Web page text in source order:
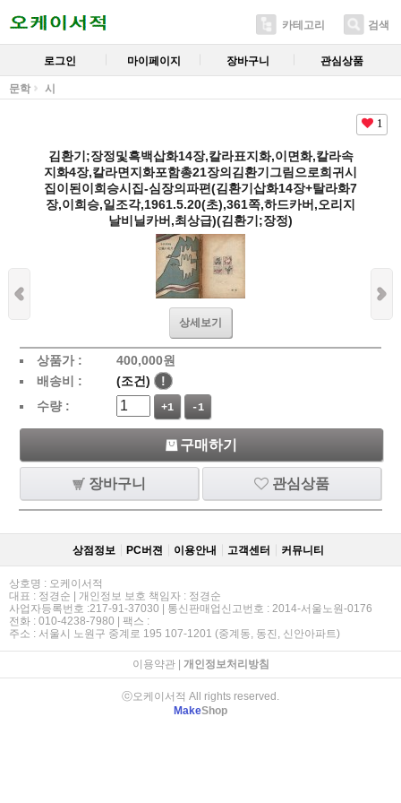
카테고리 검색
로그인 마이페이지 장바구니 관심상품
문학 시
1
김환기;장정및흑백삽화14장,칼라표지화,이면화,칼라속
지화4장,칼라면지화포함총21장의김환기그림으로희귀시
집이된이희승시집-심장의파편(김환기삽화14장+탈라화7
장,이희승,일조각,1961.5.20(초),361쪽,하드카버,오리지
날비닐카버,최상급)(김환기;장정)
상세보기
상품가 : 400,000원
배송비 :
(조건)
!
수량 :
+1 -1
구매하기
장바구니 관심상품
상점정보 PC버젼 이용안내 고객센터 커뮤니티
상호명 : 오케이서적
대표 : 정경순 | 개인정보 보호 책임자 : 정경순
사업자등록번호 :217-91-37030 | 통신판매업신고번호 : 2014-서울노원-0176
전화 : 010-4238-7980 | 팩스 :
주소 : 서울시 노원구 중계로 195 107-1201 (중계동, 동진, 신안아파트)
이용약관| 개인정보처리방침
ⓒ오케이서적 All rights reserved.
MakeShop